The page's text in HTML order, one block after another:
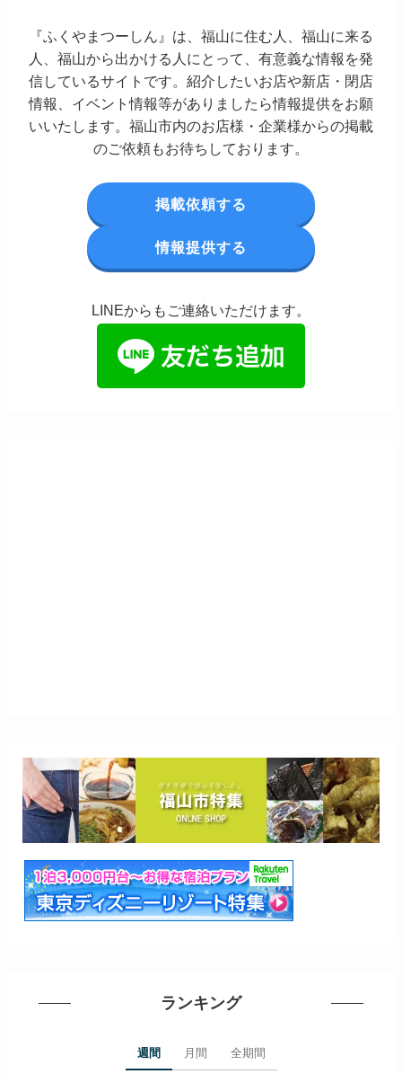
『ふくやまつーしん』は、福山に住む人、福山に来る
人、福山から出かける人にとって、有意義な情報を発
信しているサイトです。紹介したいお店や新店・閉店
情報、イベント情報等がありましたら情報提供をお願
いいたします。福山市内のお店様・企業様からの掲載
のご依頼もお待ちしております。
掲載依頼する
情報提供する
LINEからもご連絡いただけます。
ランキング
週間 月間 全期間